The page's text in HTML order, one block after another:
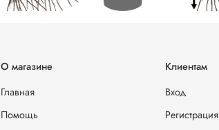
О магазине
Главная
Помощь
Клиентам
Вход
Регистрация